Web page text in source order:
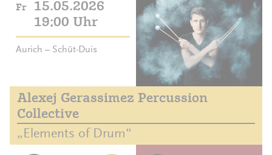
Fr
15.05.2026
19:00 Uhr
Aurich – Schüt-Duis
Alexej Gerassimez Percussion
Collective
„Elements of Drum“